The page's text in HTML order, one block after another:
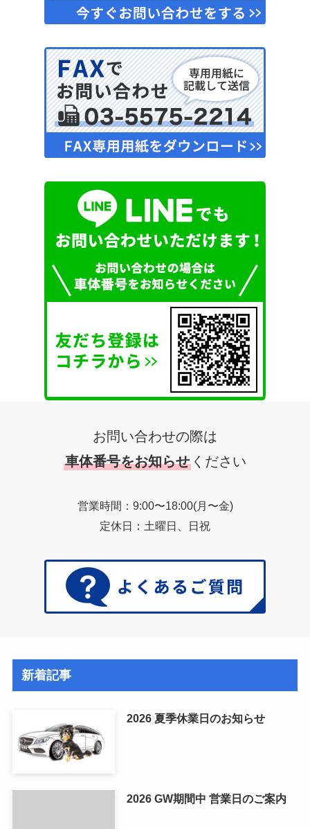
お問い合わせの際は
車体番号をお知らせ ください
営業時間：9:00〜18:00(月〜金)
定休日：土曜日、日祝
新着記事
2026 夏季休業日のお知らせ
2026 GW期間中 営業日のご案内